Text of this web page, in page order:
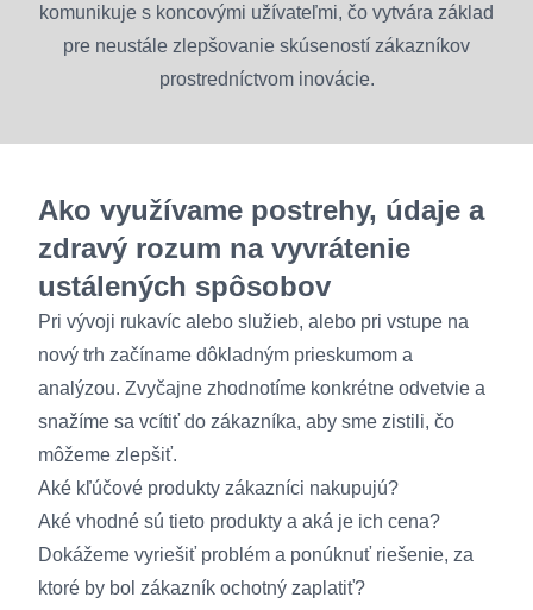
komunikuje s koncovými užívateľmi, čo vytvára základ
pre neustále zlepšovanie skúseností zákazníkov
prostredníctvom inovácie.
Ako využívame postrehy, údaje a
zdravý rozum na vyvrátenie
ustálených spôsobov
Pri vývoji rukavíc alebo služieb, alebo pri vstupe na
nový trh začíname dôkladným prieskumom a
analýzou. Zvyčajne zhodnotíme konkrétne odvetvie a
snažíme sa vcítiť do zákazníka, aby sme zistili, čo
môžeme zlepšiť.
Aké kľúčové produkty zákazníci nakupujú?
Aké vhodné sú tieto produkty a aká je ich cena?
Dokážeme vyriešiť problém a ponúknuť riešenie, za
ktoré by bol zákazník ochotný zaplatiť?